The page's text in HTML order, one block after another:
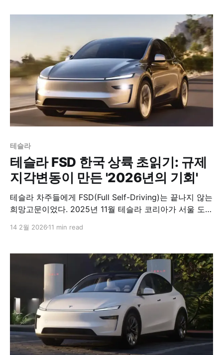
테슬라
테슬라 FSD 한국 상륙 초읽기: 규제
지각변동이 만든 '2026년의 기회'
테슬라 차주들에게 FSD(Full Self-Driving)는 끝나지 않는
희망고문이었다. 2025년 11월 테슬라 코리아가 서울 도심
이들은 반신반의했다. 하지만 2025년 12월, 테슬라는 마
단순한 기능 업데이트가 아니다. 국내 등록된 11만 대 이
상의 테슬라 차량이 일제히 자율주행 능력을 얻게 되는,
모빌리티 역사의 분기점이다.
14 2월 2026 11 min read